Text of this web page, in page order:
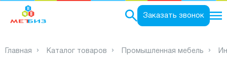
Заказать звонок
Главная Каталог товаров Промышленная мебель